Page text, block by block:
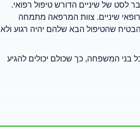
לסט של שיניים הדורש טיפול רפואי.
שיניים. צוות המרפאה מתמחה
שהטיפול הבא שלהם יהיה רגוע ולא
בני המשפחה, כך שכולם יכולים להגיע